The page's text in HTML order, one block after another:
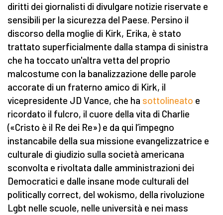
diritti dei giornalisti di divulgare notizie riservate e
sensibili per la sicurezza del Paese. Persino il
discorso della moglie di Kirk, Erika, è stato
trattato superficialmente dalla stampa di sinistra
che ha toccato un'altra vetta del proprio
malcostume con la banalizzazione delle parole
accorate di un fraterno amico di Kirk, il
vicepresidente JD Vance, che ha sottolineato e
ricordato il fulcro, il cuore della vita di Charlie
(«Cristo è il Re dei Re») e da qui l’impegno
instancabile della sua missione evangelizzatrice e
culturale di giudizio sulla società americana
sconvolta e rivoltata dalle amministrazioni dei
Democratici e dalle insane mode culturali del
politically correct, del wokismo, della rivoluzione
Lgbt nelle scuole, nelle università e nei mass